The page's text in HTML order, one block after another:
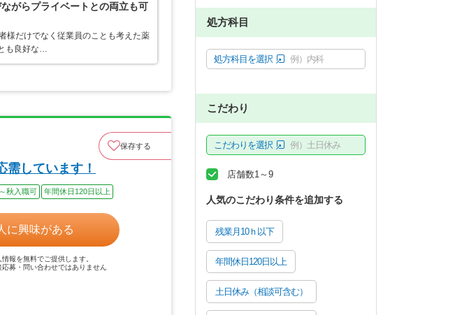
がらプライベートとの両立も可
様だけでなく従業員のことも考えた薬
も良好な…
保存する
しています！
秋入職可 年間休日120日以上
に興味がある
報を無料でご提供します。
募・問い合わせではありません
処方科目
処方科目を選択 例）内科
こだわり
こだわりを選択 例）土日休み
店舗数1～9
人気のこだわり条件を追加する
残業月10ｈ以下
年間休日120日以上
土日休み（相談可含む）